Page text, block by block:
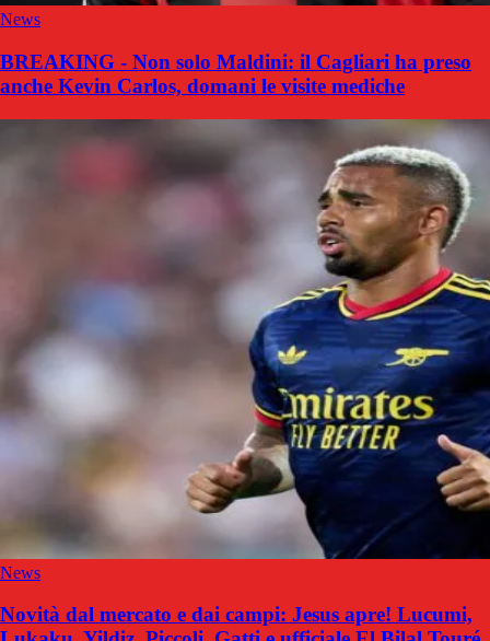
News
BREAKING - Non solo Maldini: il Cagliari ha preso
anche Kevin Carlos, domani le visite mediche
News
Novità dal mercato e dai campi: Jesus apre! Lucumi,